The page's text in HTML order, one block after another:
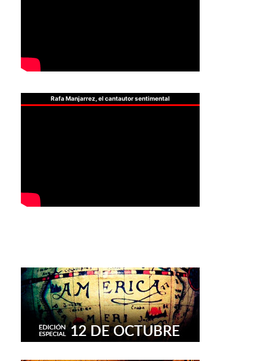
Rafa Manjarrez, el cantautor sentimental